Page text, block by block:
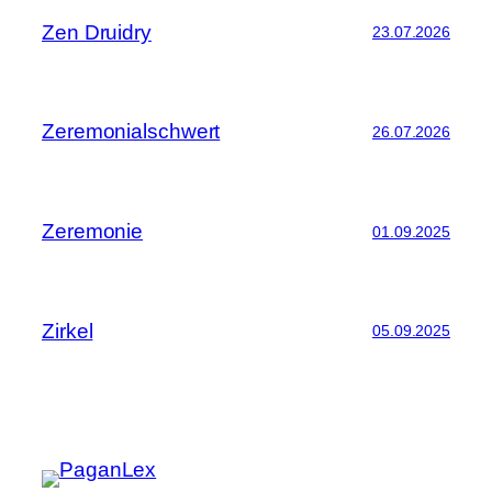
Zen Druidry 23.07.2026
Zeremonialschwert 26.07.2026
Zeremonie 01.09.2025
Zirkel 05.09.2025